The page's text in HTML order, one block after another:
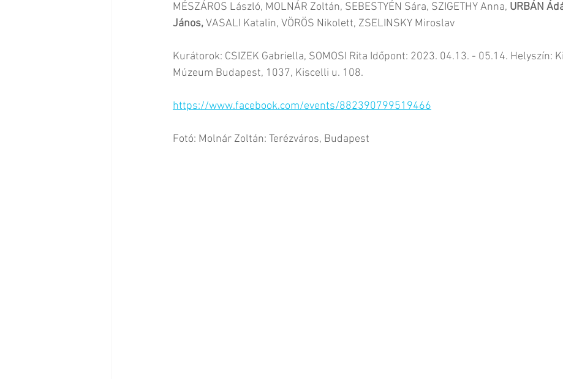
MÉSZÁROS László, MOLNÁR Zoltán, SEBESTYÉN Sára, SZIGETHY Anna, URBÁN
János, VASALI Katalin, VÖRÖS Nikolett, ZSELINSKY Miroslav
Kurátorok: CSIZEK Gabriella, SOMOSI Rita Időpont: 2023. 04.13. - 05.14. Helyszín:
Múzeum Budapest, 1037, Kiscelli u. 108.
https://www.facebook.com/events/882390799519466
Fotó: Molnár Zoltán: Terézváros, Budapest